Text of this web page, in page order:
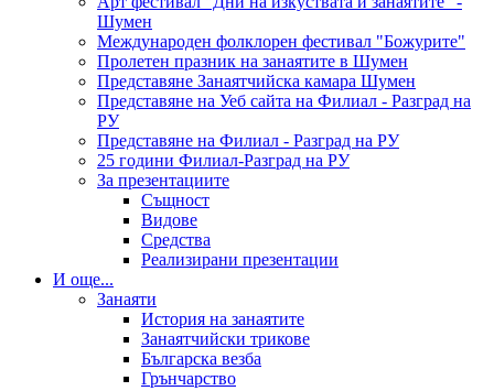
Шумен
Международен фолклорен фестивал "Божурите"
Пролетен празник на занаятите в Шумен
Представяне Занаятчийска камара Шумен
Представяне на Уеб сайта на Филиал - Разград на
РУ
Представяне на Филиал - Разград на РУ
25 години Филиал-Разград на РУ
За презентациите
Същност
Видове
Средства
Реализирани презентации
И още...
Занаяти
История на занаятите
Занаятчийски трикове
Българска везба
Грънчарство